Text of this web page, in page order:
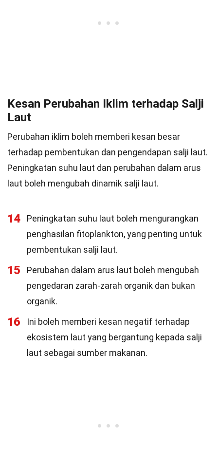
Kesan Perubahan Iklim terhadap Salji
Laut
Perubahan iklim boleh memberi kesan besar
terhadap pembentukan dan pengendapan salji laut.
Peningkatan suhu laut dan perubahan dalam arus
laut boleh mengubah dinamik salji laut.
14
Peningkatan suhu laut boleh mengurangkan
penghasilan fitoplankton, yang penting untuk
pembentukan salji laut.
15
Perubahan dalam arus laut boleh mengubah
pengedaran zarah-zarah organik dan bukan
organik.
16
Ini boleh memberi kesan negatif terhadap
ekosistem laut yang bergantung kepada salji
laut sebagai sumber makanan.